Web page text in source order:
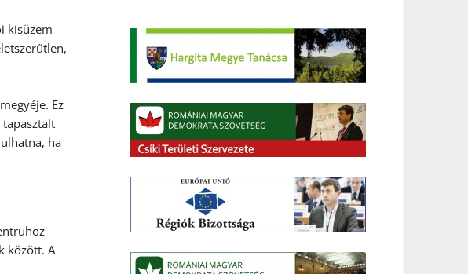
kisüzem
Ez
ha
között. A